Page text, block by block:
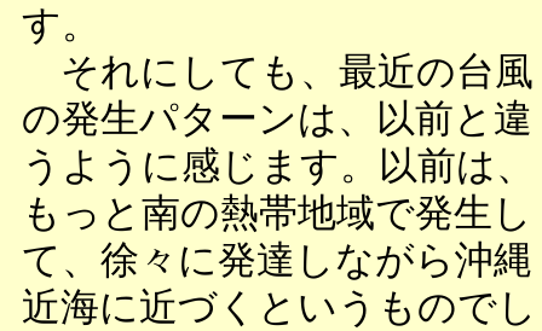
す。
それにしても、最近の台風
の発生パターンは、以前と違
うように感じます。以前は、
もっと南の熱帯地域で発生し
て、徐々に発達しながら沖縄
近海に近づくというものでし